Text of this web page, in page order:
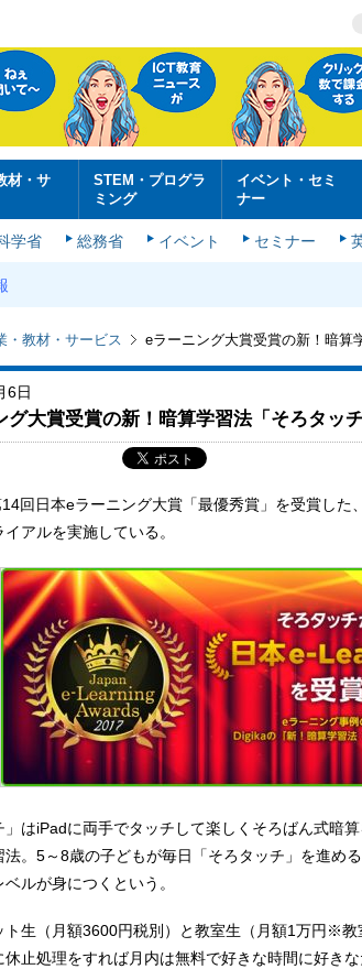
材・サ
STEM・プログラ
ミング
イベント・セミ
ナー
学省 総務省 イベント セミナー
・教材・サービス eラーニング大賞受賞の新！暗算
6日
グ大賞受賞の新！暗算学習法「そろタッ
回日本eラーニング大賞「最優秀賞」を受賞した
アルを実施している。
」はiPadに両手でタッチして楽しくそろばん式暗
法。5～8歳の子どもが毎日「そろタッチ」を進め
ルが身につくという。
ト生（月額3600円税別）と教室生（月額1万円※
休止処理をすれば月内は無料で好きな時間に好き